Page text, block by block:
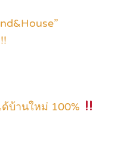
บ้านใหม่ 100%